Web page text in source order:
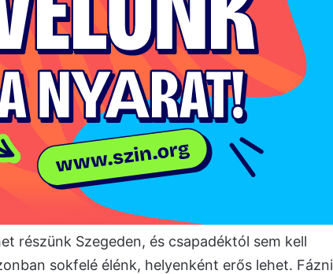
részünk Szegeden, és csapadéktól sem kell
sokfelé élénk, helyenként erős lehet. Fázni